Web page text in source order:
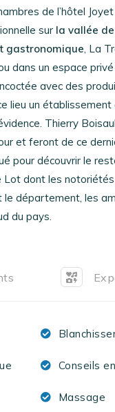
EN FR
de l’hôtel
sur la vallée
gastronomique , La
dans un espace
avec des
un établissement
Thierry
et feront de ce
pour découvrir le
dont les
département, les
du pays.
Conseils
Massage